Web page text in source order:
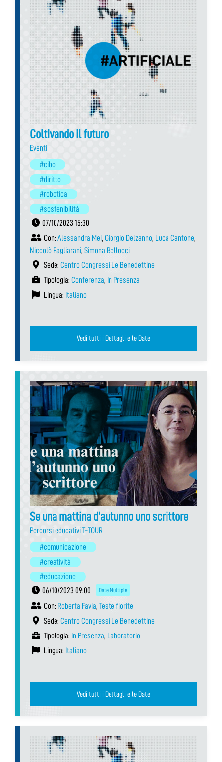
Coltivando il futuro
Eventi
#cibo
#diritto
#robotica
#sostenibilità
07/10/2023 15:30
Con: Alessandra Mei, Giorgio Delzanno, Luca Cantone,
Niccolò Pagliarani, Simona Bellocci
Sede: Centro Congressi Le Benedettine
Tipologia: Conferenza, In Presenza
Lingua: Italiano
Vedi tutti i Dettagli e le Date
Se una mattina d’autunno uno scrittore
Percorsi educativi T-TOUR
#comunicazione
#creatività
#educazione
06/10/2023 09:00
Date Multiple
Con: Roberta Favia, Teste fiorite
Sede: Centro Congressi Le Benedettine
Tipologia: In Presenza, Laboratorio
Lingua: Italiano
Vedi tutti i Dettagli e le Date